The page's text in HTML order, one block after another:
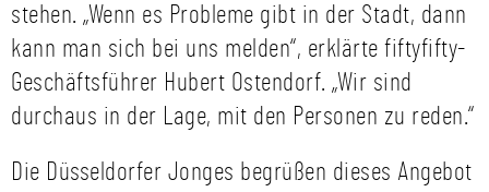
stehen. „Wenn es Probleme gibt in der Stadt, dann
kann man sich bei uns melden“, erklärte fiftyfifty-
Geschäftsführer Hubert Ostendorf. „Wir sind
durchaus in der Lage, mit den Personen zu reden.“
Die Düsseldorfer Jonges begrüßen dieses Angebot